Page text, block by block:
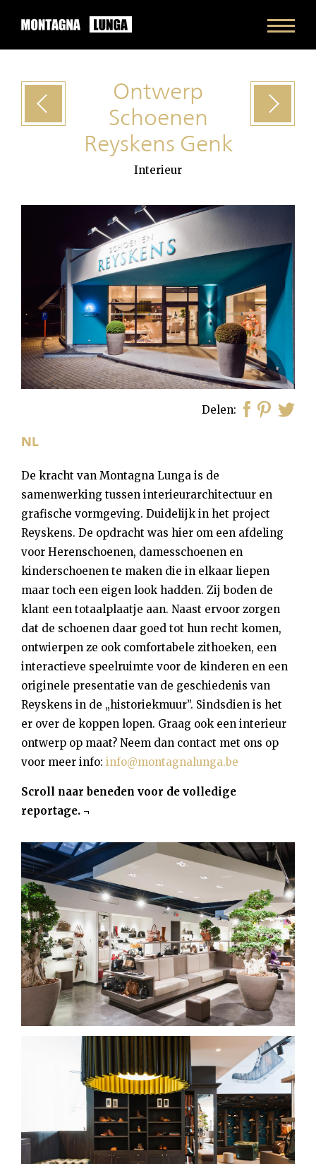
Vorig project Volgende project
Ontwerp
Schoenen
Reyskens Genk
Interieur
Delen
De kracht van Montagna Lunga is de
samenwerking tussen interieurarchitectuur en
grafische vormgeving. Duidelijk in het project
Reyskens. De opdracht was hier om een afdeling
voor Herenschoenen, damesschoenen en
kinderschoenen te maken die in elkaar liepen
maar toch een eigen look hadden. Zij boden de
klant een totaalplaatje aan. Naast ervoor zorgen
dat de schoenen daar goed tot hun recht komen,
ontwierpen ze ook comfortabele zithoeken, een
interactieve speelruimte voor de kinderen en een
originele presentatie van de geschiedenis van
Reyskens in de „historiekmuur”. Sindsdien is het
er over de koppen lopen. Graag ook een interieur
ontwerp op maat? Neem dan contact met ons op
voor meer info: info@montagnalunga.be
Scroll naar beneden voor de volledige
reportage. ¬